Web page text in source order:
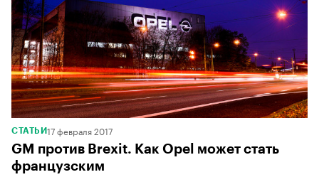
СТАТЬИ17 февраля 2017
GM против Brexit. Как Opel может стать
французским